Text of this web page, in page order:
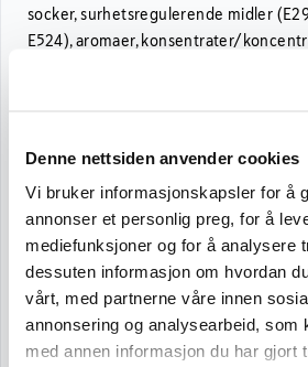
Denne nettsiden anvender cookies
Vi bruker informasjonskapsler for å
annonser et personlig preg, for å
mediefunksjoner og for å analysere
dessuten informasjon om hvordan
vårt, med partnerne våre innen
annonsering og analysearbeid, som
med annen informasjon du har gjort
socker, surhetsregulerende midler
E524), aromaer, konsentrater/
fargestoffer/färgämnen/farvestoffer
Nutritional Information
Nutritional Information per 100 g
Net Weight: 100 g
Energy
1517 kJ/
0 g